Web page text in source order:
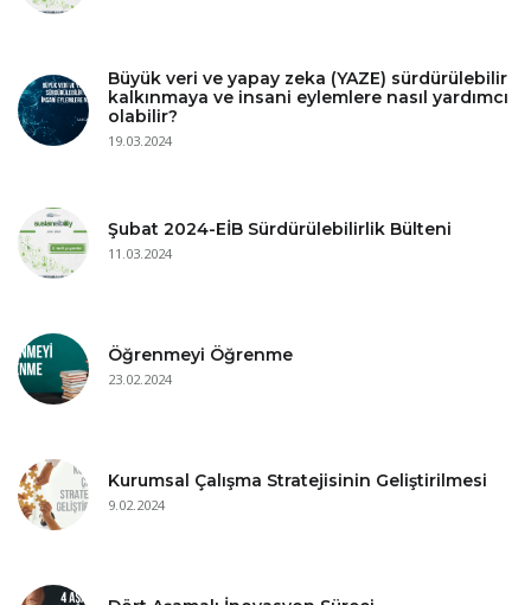
Büyük veri ve yapay zeka (YAZE) sürdürülebilir
kalkınmaya ve insani eylemlere nasıl yardımcı
olabilir?
19.03.2024
Şubat 2024-EİB Sürdürülebilirlik Bülteni
11.03.2024
Öğrenmeyi Öğrenme
23.02.2024
Kurumsal Çalışma Stratejisinin Geliştirilmesi
9.02.2024